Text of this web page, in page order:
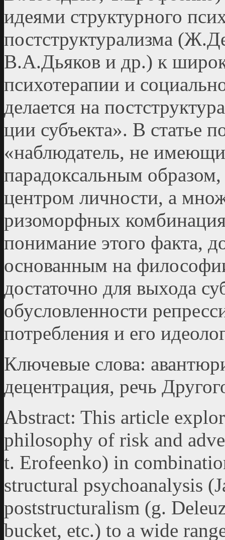
идеями структурного
постструктурализма
В.А.Дьяков и др.) к
психотерапии и
делается на
ции субъекта». В статье
«наблюдатель, не
парадоксальным
центром личности, а
ризоморфных
понимание этого факта,
основанным на
достаточно для выхода
обусловленности
потребления и его
Ключевые слова:
децентрация, речь
Аbstract: This article
philosophy of risk and
t. Erofeenko) in
structural psychoanalysis
poststructuralism (g.
bucket, etc.) to a wide